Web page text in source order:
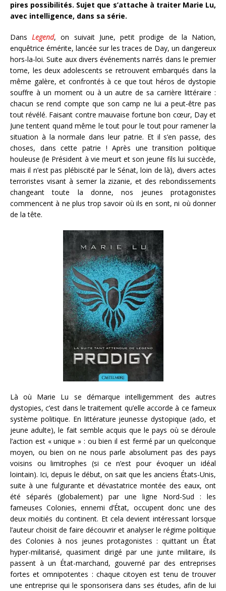
pires possibilités. Sujet que s’attache à traiter Marie Lu,
avec intelligence, dans sa série.
DansLegend, on suivait June, petit prodige de la Nation,
enquêtrice émérite, lancée sur les traces de Day, un dangereux
hors-la-loi. Suite aux divers événements narrés dans le premier
tome, les deux adolescents se retrouvent embarqués dans la
même galère, et confrontés à ce que tout héros de dystopie
souffre à un moment ou à un autre de sa carrière littéraire :
chacun se rend compte que son camp ne lui a peut-être pas
tout révélé. Faisant contre mauvaise fortune bon cœur, Day et
June tentent quand même le tout pour le tout pour ramener la
situation à la normale dans leur patrie. Et il s’en passe, des
choses, dans cette patrie ! Après une transition politique
houleuse (le Président à vie meurt et son jeune fils lui succède,
mais il n’est pas plébiscité par le Sénat, loin de là), divers actes
terroristes visant à semer la zizanie, et des rebondissements
changeant toute la donne, nos jeunes protagonistes
commencent à ne plus trop savoir où ils en sont, ni où donner
de la tête.
Là où Marie Lu se démarque intelligemment des autres
dystopies, c’est dans le traitement qu’elle accorde à ce fameux
système politique. En littérature jeunesse dystopique (ado, et
jeune adulte), le fait semble acquis que le pays où se déroule
l’action est « unique » : ou bien il est fermé par un quelconque
moyen, ou bien on ne nous parle absolument pas des pays
voisins ou limitrophes (si ce n’est pour évoquer un idéal
lointain). Ici, depuis le début, on sait que les anciens États-Unis,
suite à une fulgurante et dévastatrice montée des eaux, ont
été séparés (globalement) par une ligne Nord-Sud : les
fameuses Colonies, ennemi d’État, occupent donc une des
deux moitiés du continent. Et cela devient intéressant lorsque
l’auteur choisit de faire découvrir et analyser le régime politique
des Colonies à nos jeunes protagonistes : quittant un État
hyper-militarisé, quasiment dirigé par une junte militaire, ils
passent à un État-marchand, gouverné par des entreprises
fortes et omnipotentes : chaque citoyen est tenu de trouver
une entreprise qui le sponsorisera dans ses études, afin de lui